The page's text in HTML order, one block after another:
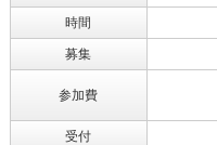
時間
募集
参加費
受付